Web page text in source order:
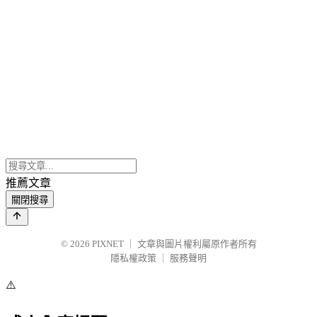
推薦文章
關閉搜尋
© 2026 PIXNET
文章與圖片權利屬原作者所有
隱私權政策
服務聲明
⚠️